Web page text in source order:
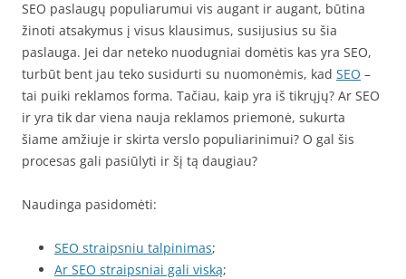
SEO paslaugų populiarumui vis augant ir augant, būtina
žinoti atsakymus į visus klausimus, susijusius su šia
paslauga. Jei dar neteko nuodugniai domėtis kas yra SEO,
turbūt bent jau teko susidurti su nuomonėmis, kad SEO –
tai puiki reklamos forma. Tačiau, kaip yra iš tikrųjų? Ar SEO
ir yra tik dar viena nauja reklamos priemonė, sukurta
šiame amžiuje ir skirta verslo populiarinimui? O gal šis
procesas gali pasiūlyti ir šį tą daugiau?
Naudinga pasidomėti:
SEO straipsniu talpinimas;
Ar SEO straipsniai gali viską;